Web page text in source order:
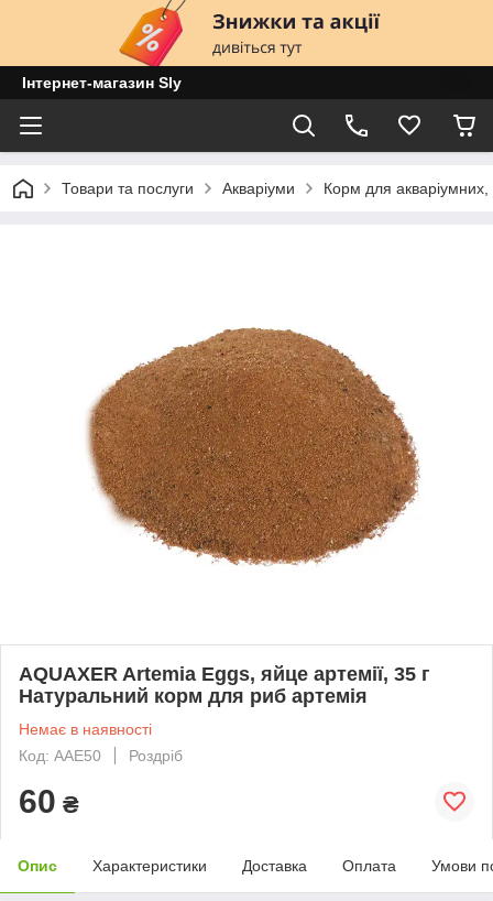
Інтернет-магазин Sly
Товари та послуги Акваріуми Корм для акваріумних,
AQUAXER Artemia Eggs, яйце артемії, 35 г
Натуральний корм для риб артемія
Немає в наявності
Код: AAE50
Роздріб
60 ₴
Опис Характеристики Доставка Оплата Умови